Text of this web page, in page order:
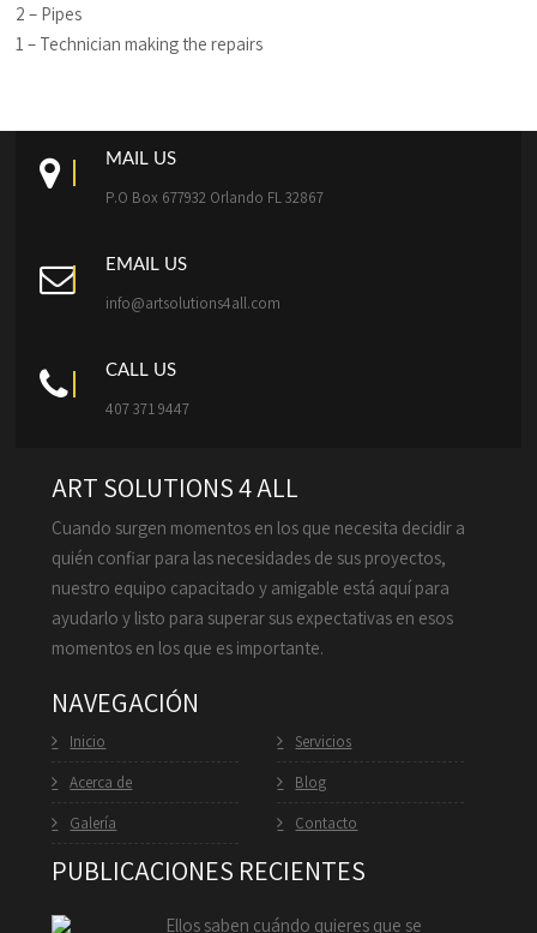
2 – Pipes
1 – Technician making the repairs
MAIL US
P.O Box 677932 Orlando FL 32867
EMAIL US
info@artsolutions4all.com
CALL US
407 371 9447
ART SOLUTIONS 4 ALL
Cuando surgen momentos en los que necesita decidir a
quién confiar para las necesidades de sus proyectos,
nuestro equipo capacitado y amigable está aquí para
ayudarlo y listo para superar sus expectativas en esos
momentos en los que es importante.
NAVEGACIÓN
Inicio
Acerca de
Galería
Servicios
Blog
Contacto
PUBLICACIONES RECIENTES
Ellos saben cuándo quieres que se